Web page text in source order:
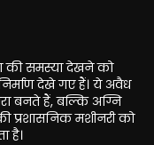
की समस्या देखने को
देखे गए हैं। ये अवैध
बनते हैं, बल्कि अग्नि
प्रशासनिक मशीनरी को
है।